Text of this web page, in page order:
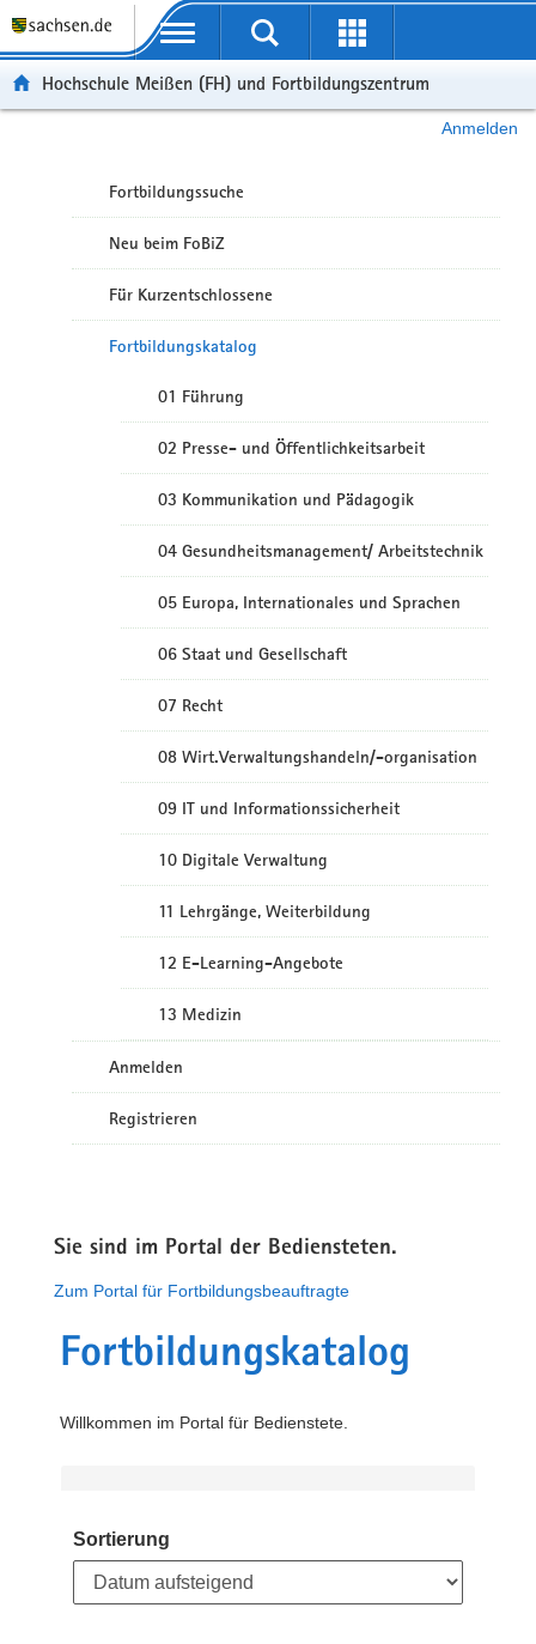
Portalübergreifende Navigation
Hochschule Meißen (FH) und Fortbildungszentrum
Anmelden
Fortbildungssuche
Neu beim FoBiZ
Für Kurzentschlossene
Fortbildungskatalog
01 Führung
02 Presse- und Öffentlichkeitsarbeit
03 Kommunikation und Pädagogik
04 Gesundheitsmanagement/ Arbeitstechnik
05 Europa, Internationales und Sprachen
06 Staat und Gesellschaft
07 Recht
08 Wirt.Verwaltungshandeln/-organisation
09 IT und Informationssicherheit
10 Digitale Verwaltung
11 Lehrgänge, Weiterbildung
12 E-Learning-Angebote
13 Medizin
Anmelden
Registrieren
Sie sind im Portal der Bediensteten.
Zum Portal für Fortbildungsbeauftragte
Fortbildungskatalog
Willkommen im Portal für Bedienstete.
Sortierung